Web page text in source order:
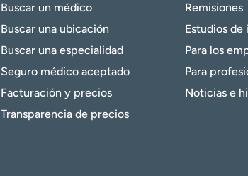
Buscar un médico
Buscar una ubicación
Buscar una especialidad
Seguro médico aceptado
Facturación y precios
Transparencia de precios
Remisiones
Estudios de
Para los
Para
Noticias e